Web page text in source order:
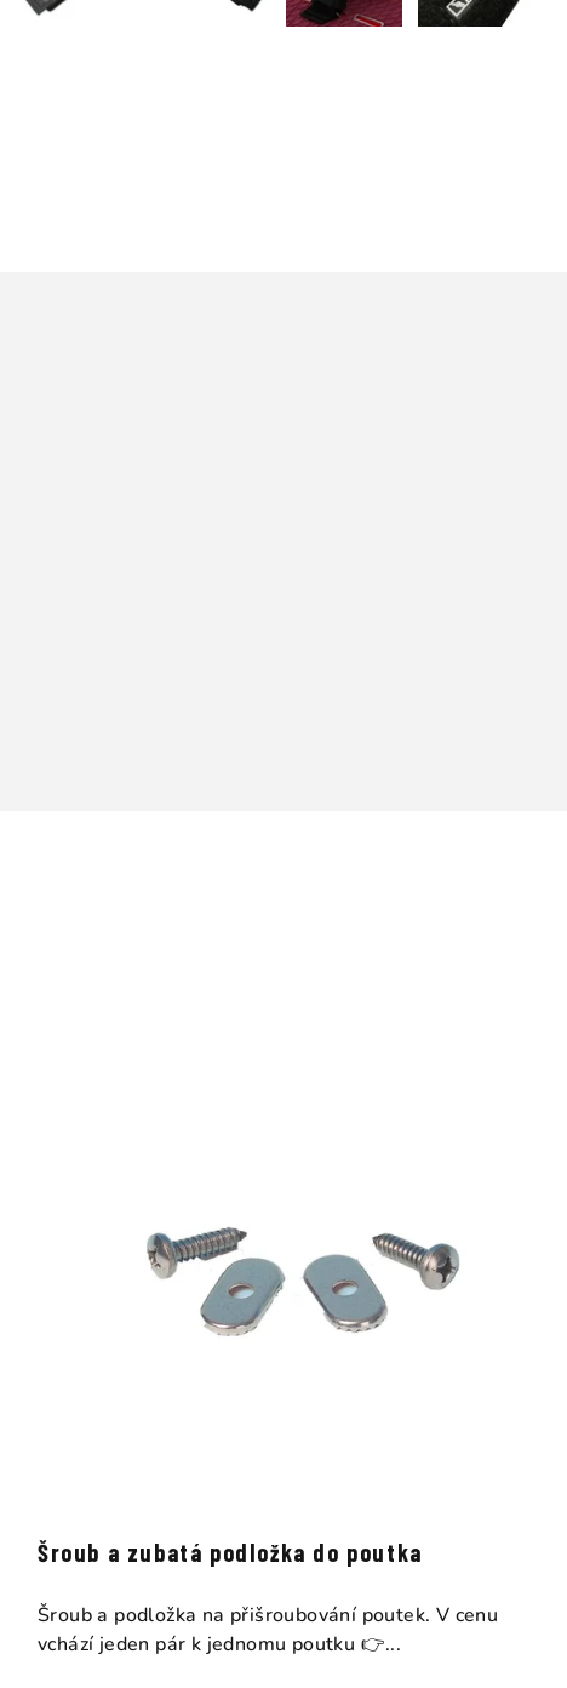
Šroub a zubatá podložka do poutka
Šroub a podložka na přišroubování poutek. V cenu
vchází jeden pár k jednomu poutku 👉...